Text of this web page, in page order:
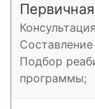
Подбор
программы;